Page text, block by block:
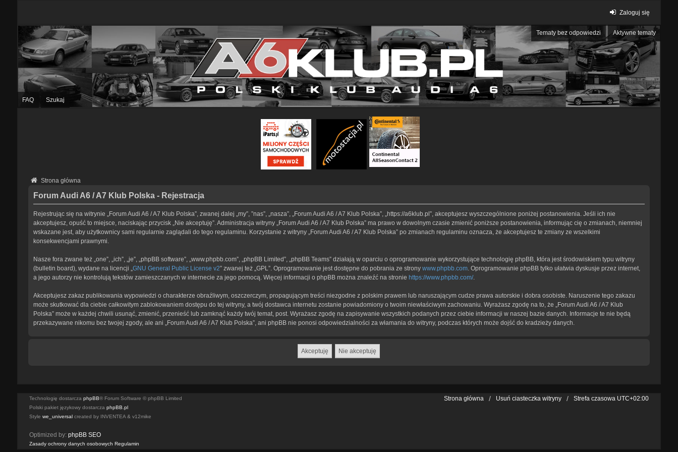
Zaloguj się
Tematy bez odpowiedzi Aktywne tematy
FAQ Szukaj
Strona główna
Forum Audi A6 / A7 Klub Polska - Rejestracja
Rejestrując się na witrynie „Forum Audi A6 / A7 Klub Polska”, zwanej dalej „my”, ”nas”, „nasza”, „Forum Audi A6 / A7 Klub Polska”, „https://a6klub.pl”, akceptujesz wyszczególnione poniżej postanowienia. Jeśli ich nie
akceptujesz, opuść to miejsce, naciskając przycisk „Nie akceptuję”. Administracja witryny „Forum Audi A6 / A7 Klub Polska” ma prawo w dowolnym czasie zmienić poniższe postanowienia, informując cię o zmianach, niemniej
wskazane jest, aby użytkownicy sami regularnie zaglądali do tego regulaminu. Korzystanie z witryny „Forum Audi A6 / A7 Klub Polska” po zmianach regulaminu oznacza, że akceptujesz te zmiany ze wszelkimi
konsekwencjami prawnymi.
Nasze fora zwane też „one”, „ich”, „je”, „phpBB software”, „www.phpbb.com”, „phpBB Limited”, „phpBB Teams” działają w oparciu o oprogramowanie wykorzystujące technologię phpBB, która jest środowiskiem typu witryny
(bulletin board), wydane na licencji „GNU General Public License v2” zwanej też „GPL”. Oprogramowanie jest dostępne do pobrania ze strony www.phpbb.com. Oprogramowanie phpBB tylko ułatwia dyskusje przez internet,
a jego autorzy nie kontrolują tekstów zamieszczanych w internecie za jego pomocą. Więcej informacji o phpBB można znaleźć na stronie https://www.phpbb.com/.
Akceptujesz zakaz publikowania wypowiedzi o charakterze obraźliwym, oszczerczym, propagującym treści niezgodne z polskim prawem lub naruszającym cudze prawa autorskie i dobra osobiste. Naruszenie tego zakazu
może skutkować dla ciebie całkowitym zablokowaniem dostępu do tej witryny, a twój dostawca internetu zostanie powiadomiony o twoim niewłaściwym zachowaniu. Wyrażasz zgodę na to, że „Forum Audi A6 / A7 Klub
Polska” może w każdej chwili usunąć, zmienić, przenieść lub zamknąć każdy twój temat, post. Wyrażasz zgodę na zapisywanie wszystkich podanych przez ciebie informacji w naszej bazie danych. Informacje te nie będą
przekazywane nikomu bez twojej zgody, ale ani „Forum Audi A6 / A7 Klub Polska”, ani phpBB nie ponosi odpowiedzialności za włamania do witryny, podczas których może dojść do kradzieży danych.
Strona główna Usuń ciasteczka witryny Strefa czasowa UTC+02:00
Technologię dostarcza phpBB® Forum Software © phpBB Limited
Polski pakiet językowy dostarcza phpBB.pl
Style we_universalcreated by INVENTEA & v12mike
Optimized by: phpBB SEO
Zasady ochrony danych osobowych Regulamin